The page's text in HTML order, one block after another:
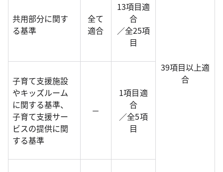
39項目以上適
合
共用部分に関す
る基準
全て
適合
13項目適
合
／全25項
目
子育て支援施設
やキッズルーム
に関する基準、
子育て支援サー
ビスの提供に関
する基準
－
1項目適
合
／全5項
目